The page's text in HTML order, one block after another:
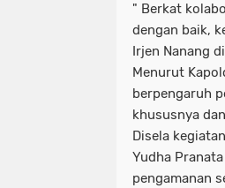
" Berkat
dengan baik,
Irjen Nanang
Menurut
berpengaruh
khususnya
Disela
Yudha
pengamanan